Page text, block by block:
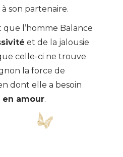
à son partenaire.
que l’homme Balance
et de la jalousie
celle-ci ne trouve
la force de
dont elle a besoin
en amour.